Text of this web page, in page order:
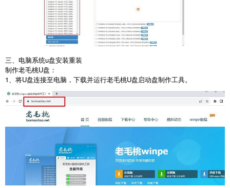
三、电脑系统u盘安装重装
制作老毛桃U盘：
1
、将U盘连接至电脑，下载并运行老毛桃U盘启动盘制作工具。